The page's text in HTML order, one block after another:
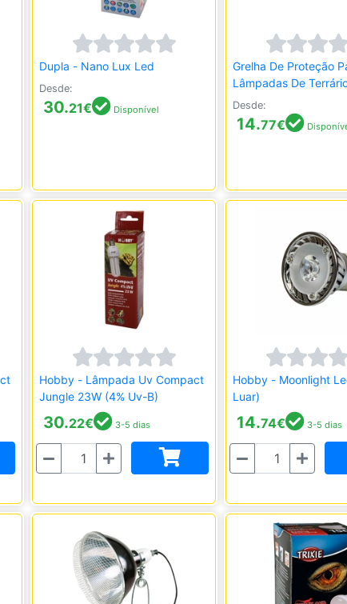
Dupla - Nano Lux Led
Desde:
30.21€ Disponível
Grelha De Proteção
Lâmpadas De
Desde:
14.77€
Hobby - Lâmpada Uv Compact
Jungle 23W (4% Uv-B)
30.22€ 3-5 dias
Quantidade
Hobby - Moonlight
Luar)
14.74€ 3-5 dias
Quantidade